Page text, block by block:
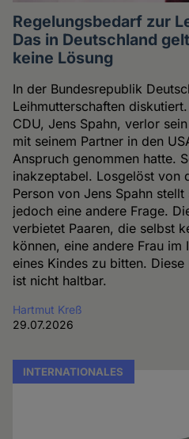
Regelungsbedarf zur
Das in Deutschland
keine Lösung
In der Bundesrepublik
Leihmutterschaften
CDU, Jens Spahn, verlor
mit seinem Partner in den
Anspruch genommen hatte.
inakzeptabel. Losgelöst von
Person von Jens Spahn
jedoch eine andere Frage.
verbietet Paaren, die selbst
können, eine andere Frau im
eines Kindes zu bitten.
ist nicht haltbar.
Hartmut Kreß
29.07.2026
INTERNATIONALES